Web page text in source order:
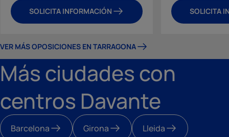
SOLICITA INFORMACIÓN SOLICITA
VER MÁS OPOSICIONES EN TARRAGONA
Más ciudades con
centros Davante
Barcelona Girona Lleida